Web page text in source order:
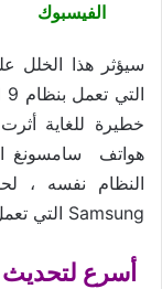
الفيسبوك
خطيرة للغاية
هواتف سامسونغ
النظام نفسه ،
Samsung التي تعمل بإصدارات ما قبل Android 9.
أسرع